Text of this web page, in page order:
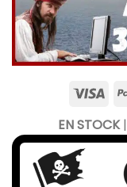
EN STOCK|